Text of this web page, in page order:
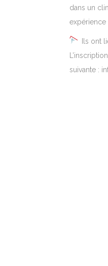
dans un
expérience
Ils ont
suivante :